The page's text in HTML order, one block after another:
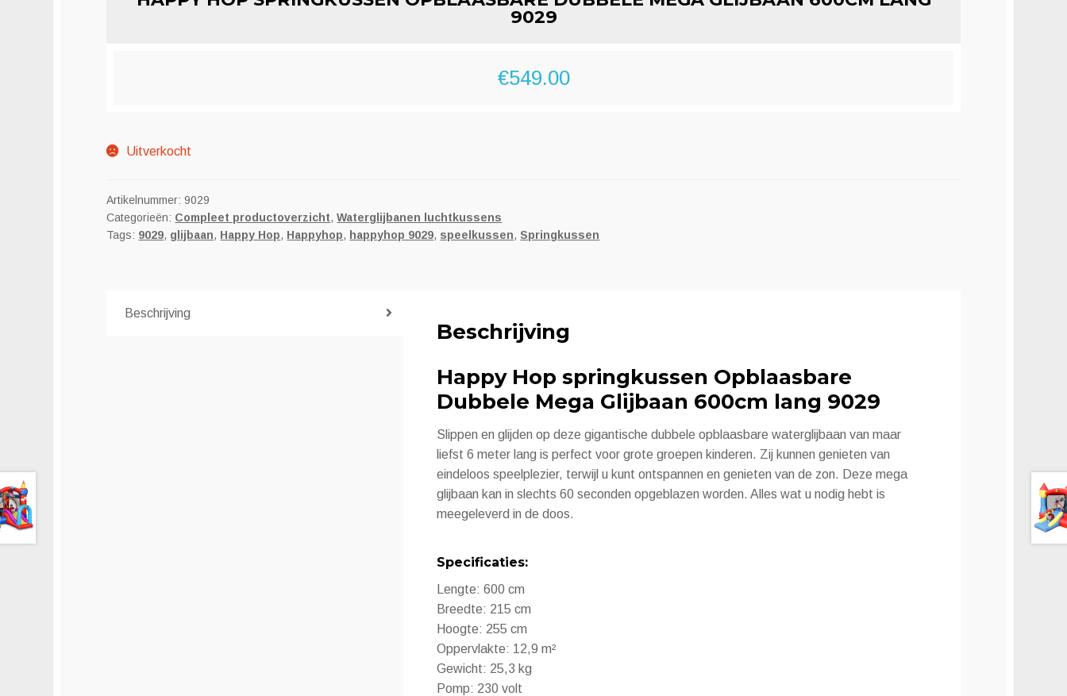
9029
€549.00
Uitverkocht
Artikelnummer:9029
Categorieën: Compleet productoverzicht,Waterglijbanen luchtkussens
Tags: 9029, glijbaan, Happy Hop, Happyhop, happyhop 9029, speelkussen,Springkussen
Beschrijving
Beschrijving
Happy Hop springkussen Opblaasbare
Dubbele Mega Glijbaan 600cm lang 9029
Slippen en glijden op deze gigantische dubbele opblaasbare waterglijbaan van maar
liefst 6 meter lang is perfect voor grote groepen kinderen. Zij kunnen genieten van
eindeloos speelplezier, terwijl u kunt ontspannen en genieten van de zon. Deze mega
glijbaan kan in slechts 60 seconden opgeblazen worden. Alles wat u nodig hebt is
meegeleverd in de doos.
Specificaties:
Lengte: 600 cm
Breedte: 215 cm
Hoogte: 255 cm
Oppervlakte: 12,9 m²
Gewicht: 25,3 kg
Pomp: 230 volt